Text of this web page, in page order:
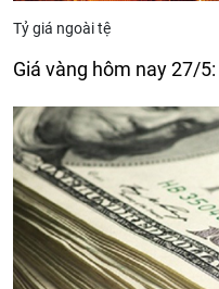
Tỷ giá ngoài tệ
Giá vàng hôm nay 27/